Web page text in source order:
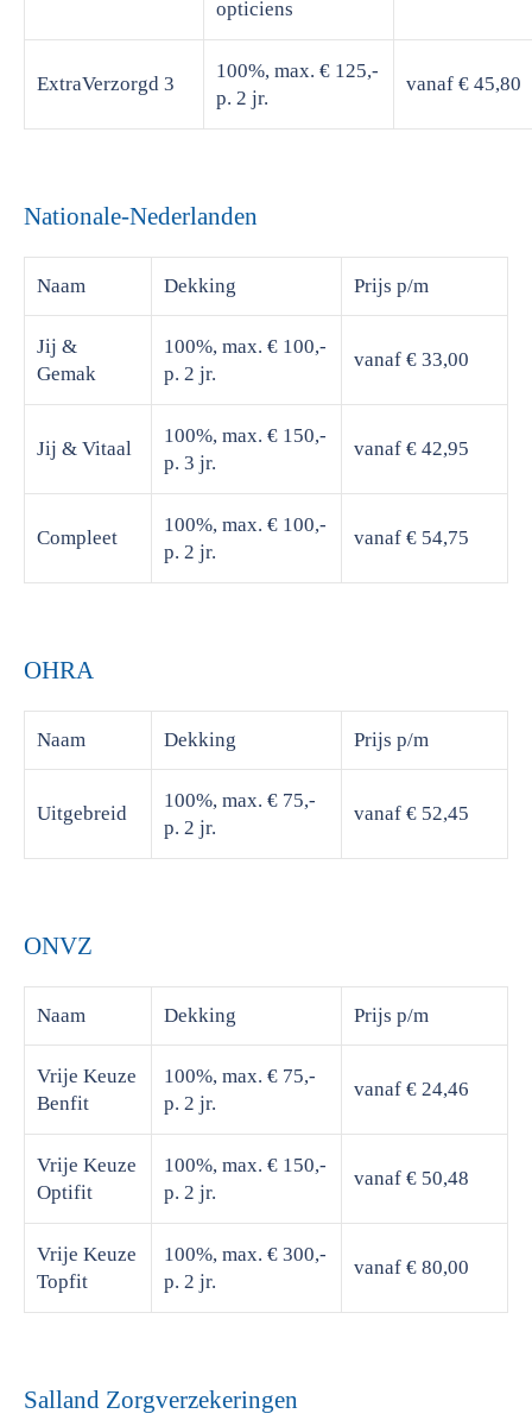
opticiens
ExtraVerzorgd 3
100%, max. € 125,-
p. 2 jr.
vanaf € 45,80
Nationale-Nederlanden
Naam Dekking Prijs p/m
Jij &
Gemak
100%, max. € 100,-
p. 2 jr.
vanaf € 33,00
Jij & Vitaal
100%, max. € 150,-
p. 3 jr.
vanaf € 42,95
Compleet
100%, max. € 100,-
p. 2 jr.
vanaf € 54,75
OHRA
Naam Dekking Prijs p/m
Uitgebreid
100%, max. € 75,-
p. 2 jr.
vanaf € 52,45
ONVZ
Naam Dekking Prijs p/m
Vrije Keuze
Benfit
100%, max. € 75,-
p. 2 jr.
vanaf € 24,46
Vrije Keuze
Optifit
100%, max. € 150,-
p. 2 jr.
vanaf € 50,48
Vrije Keuze
Topfit
100%, max. € 300,-
p. 2 jr.
vanaf € 80,00
Salland Zorgverzekeringen